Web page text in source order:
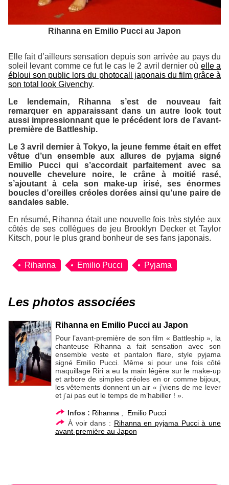
Rihanna en Emilio Pucci au Japon
Elle fait d’ailleurs sensation depuis son arrivée au pays du
soleil levant comme ce fut le cas le 2 avril dernier où elle a
ébloui son public lors du photocall japonais du film grâce à
son total look Givenchy.
Le lendemain, Rihanna s’est de nouveau fait
remarquer en apparaissant dans un autre look tout
aussi impressionnant que le précédent lors de l’avant-
première de Battleship.
Le 3 avril dernier à Tokyo, la jeune femme était en effet
vêtue d’un ensemble aux allures de pyjama signé
Emilio Pucciqui s’accordait parfaitement avec sa
nouvelle chevelure noire, le crâne à moitié rasé,
s’ajoutant à cela son make-up irisé, ses énormes
boucles d’oreilles créoles dorées ainsi qu’une paire de
sandales sable.
En résumé, Rihanna était une nouvelle fois très stylée aux
côtés de ses collègues de jeu Brooklyn Decker et Taylor
Kitsch, pour le plus grand bonheur de ses fans japonais.
Rihanna Emilio Pucci Pyjama
Les photos associées
Rihanna en Emilio Pucci au Japon
Pour l’avant-première de son film « Battleship », la
chanteuse Rihanna a fait sensation avec son
ensemble veste et pantalon flare, style pyjama
signé Emilio Pucci. Même si pour une fois côté
maquillage Riri a eu la main légère sur le make-up
et arbore de simples créoles en or comme bijoux,
les vêtements donnent un air « j’viens de me lever
et j’ai pas eut le temps de m’habiller ! ».
Infos : Rihanna, Emilio Pucci
À voir dans : Rihanna en pyjama Pucci à une
avant-première au Japon